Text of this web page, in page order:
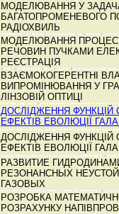
МОДЕЛЮВАННЯ У
БАГАТОПРОМЕНЕВОГО
РАДІОХВИЛЬ
МОДЕЛЮВАННЯ
РЕЧОВИН ПУЧКАМИ
РЕЄСТРАЦІЯ
ВЗАЄМОКОГЕРЕНТНІ
ВИПРОМІНЮВАННЯ У
ЛІНЗОВІЙ ОПТИЦІ
ДОСЛІДЖЕННЯ ФУНКЦІЙ
ЕФЕКТІВ ЕВОЛЮЦІЇ
ДОСЛІДЖЕННЯ ФУНКЦІЙ
ЕФЕКТІВ ЕВОЛЮЦІЇ
РАЗВИТИЕ
РЕЗОНАНСНЫХ
ГАЗОВЫХ
РОЗРОБКА
РОЗРАХУНКУ